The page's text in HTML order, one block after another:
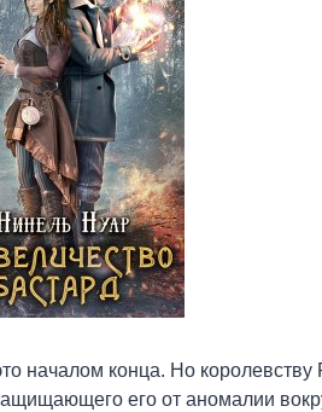
началом конца. Но королевству
его от аномалии